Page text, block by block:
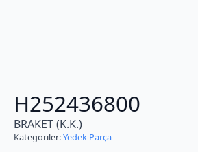
H252436800
BRAKET (K.K.)
Kategoriler:Yedek Parça